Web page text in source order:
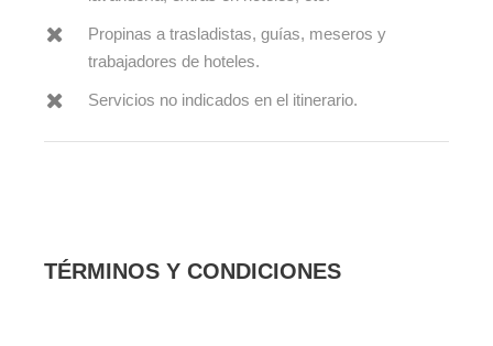
Propinas a trasladistas, guías, meseros y
trabajadores de hoteles.
Servicios no indicados en el itinerario.
TÉRMINOS Y CONDICIONES